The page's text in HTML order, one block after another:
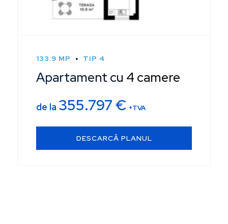
133.9 MP TIP 4
Apartament cu 4 camere
de la 355.797€ +TVA
DESCARCĂ PLANUL